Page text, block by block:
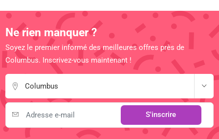
Ne rien manquer ?
Soyez le premier informé des meilleures offres près de
Columbus. Inscrivez-vous maintenant !
Columbus
S'inscrire